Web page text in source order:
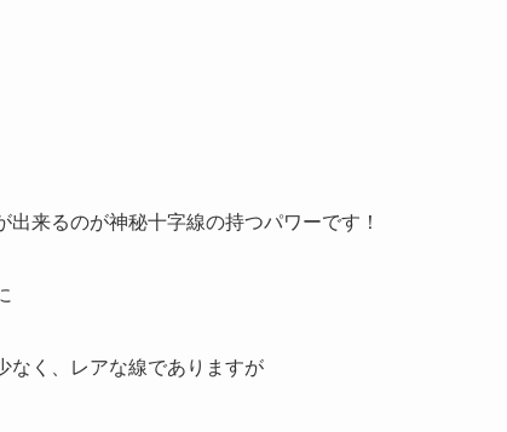
出来るのが神秘十字線の持つパワーです！
なく、レアな線でありますが